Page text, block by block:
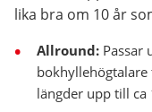
lika bra om 10 år
Allround: Passar
längder upp till ca